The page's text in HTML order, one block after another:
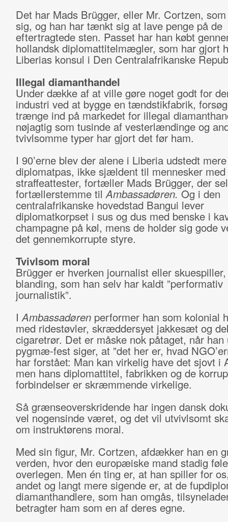
Det har Mads Brügger, eller Mr. Cortzen,
sig, og han har tænkt sig at lave penge på de
eftertragtede sten. Passet har han købt
hollandsk diplomattitelmægler, som har gjort
Liberias konsul i Den Centralafrikanske
Illegal diamanthandel
Under dække af at ville gøre noget godt for
industri ved at bygge en tændstikfabrik,
trænge ind på markedet for illegal
nøjagtig som tusinde af vesterlændinge og
tvivlsomme typer har gjort det før ham.
I 90’erne blev der alene i Liberia udstedt
diplomatpas, ikke sjældent til mennesker
straffeattester, fortæller Mads Brügger, der
fortællerstemme tilAmbassadøren.Og i den
centralafrikanske hovedstad Bangui lever
diplomatkorpset i sus og dus med benske i
champagne på køl, mens de holder sig gode
det gennemkorrupte styre.
Tvivlsom moral
Brügger er hverken journalist eller
blanding, som han selv har kaldt ”performativ
journalistik”.
IAmbassadørenperformer han som kolonial
med ridestøvler, skræddersyet jakkesæt og
cigaretrør. Det er måske nok påtaget, når han
pygmæ-fest siger, at ”det her er, hvad
har forstået: Man kan virkelig have det sjovt i
men hans diplomattitel, fabrikken og de
forbindelser er skræmmende virkelige.
Så grænseoverskridende har ingen dansk
vel nogensinde været, og det vil utvivlsomt
om instruktørens moral.
Med sin figur, Mr. Cortzen, afdækker han en
verden, hvor den europæiske mand stadig
overlegen. Men én ting er, at han spiller for
andet og langt mere sigende er, at de
diamanthandlere, som han omgås,
betragter ham som en af deres egne.